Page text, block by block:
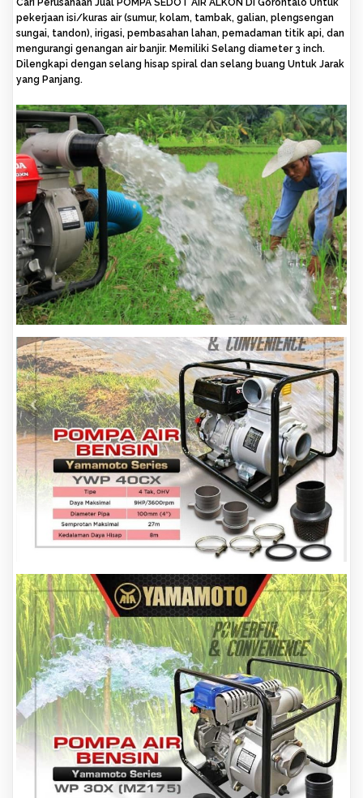
Cari Perusahaan Jual POMPA SEDOT AIR ALKON DI Gorontalo Untuk
pekerjaan isi/kuras air (sumur, kolam, tambak, galian, plengsengan
sungai, tandon), irigasi, pembasahan lahan, pemadaman titik api, dan
mengurangi genangan air banjir. Memiliki Selang diameter 3 inch.
Dilengkapi dengan selang hisap spiral dan selang buang Untuk Jarak
yang Panjang.